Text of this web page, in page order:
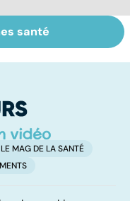
du
à la
santé
LE MAG DE LA SANTÉ